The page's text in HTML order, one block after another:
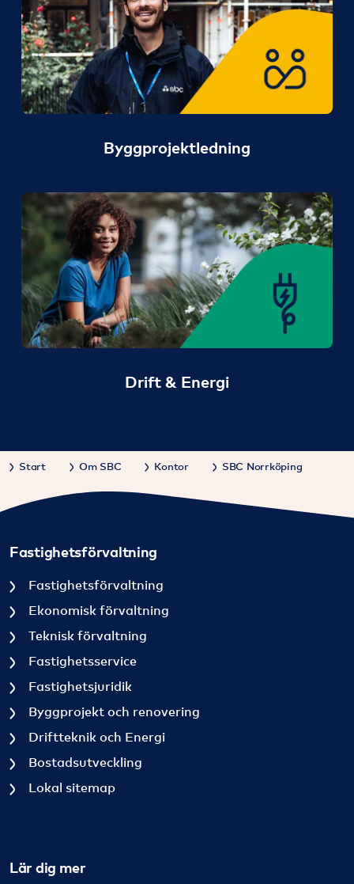
Byggprojektledning
Drift & Energi
Start Om SBC Kontor SBC Norrköping
Fastighetsförvaltning
Fastighetsförvaltning
Ekonomisk förvaltning
Teknisk förvaltning
Fastighetsservice
Fastighetsjuridik
Byggprojekt och renovering
Driftteknik och Energi
Bostadsutveckling
Lokal sitemap
Lär dig mer